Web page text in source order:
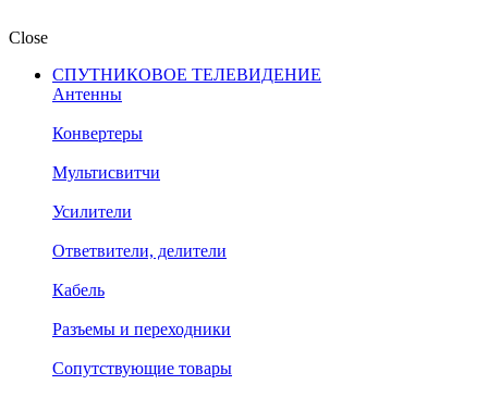
Close
СПУТНИКОВОЕ ТЕЛЕВИДЕНИЕ
Антенны
Конвертеры
Мультисвитчи
Усилители
Ответвители, делители
Кабель
Разъемы и переходники
Сопутствующие товары